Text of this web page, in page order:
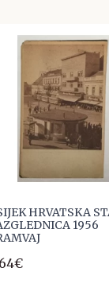
HRVATSKA
1956